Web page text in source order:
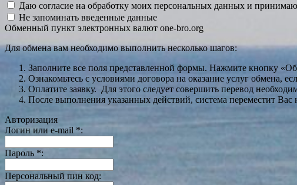
Даю согласие на обработку моих персональных данных и
Не запоминать введенные данные
Обменный пункт электронных валют one-bro.org
Для обмена вам необходимо выполнить несколько шагов:
Заполните все поля представленной формы. Нажмите кнопку
Ознакомьтесь с условиями договора на оказание услуг обмена,
Оплатите заявку. Для этого следует совершить перевод
После выполнения указанных действий, система переместит Вас
Авторизация
Логин или e-mail *:
Пароль *:
Персональный пин код: